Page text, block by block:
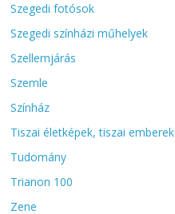
Szegedi fotósok
Szegedi színházi műhelyek
Szellemjárás
Szemle
Színház
Tiszai életképek, tiszai emberek
Tudomány
Trianon 100
Zene